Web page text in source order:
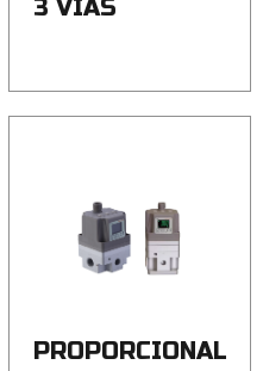
3 VIAS
PROPORCIONAL